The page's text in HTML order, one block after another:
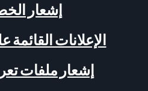
إشعار
الإعلانات
إشعار ملفات